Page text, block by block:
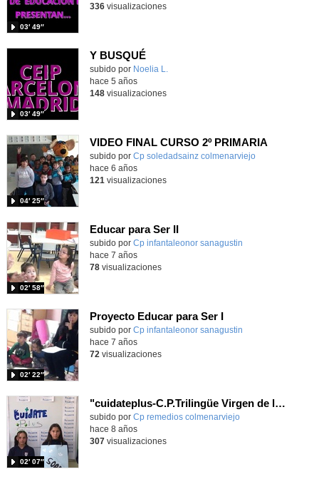
03′ 49″
336visualizaciones
Y BUSQUÉ
Contenido educativo.
subido por Noelia L.
03′ 49″
hace 5 años
148visualizaciones
VIDEO FINAL CURSO 2º PRIMARIA
subido por Cp soledadsainz colmenarviejo
04′ 25″
-
hace 6 años
121 visualizaciones
Educar para Ser II
subido por Cp infantaleonor sanagustin
02′ 58″
hace 7 años
78visualizaciones
Proyecto Educar para Ser I
subido por Cp infantaleonor sanagustin
02′ 22″
hace 7 años
72 visualizaciones
"cuidateplus-C.P.Trilingüe Virgen de los Remedios-5ºPrim
subido por Cp remedios colmenarviejo
02′ 07″
-
hace 8 años
307visualizaciones